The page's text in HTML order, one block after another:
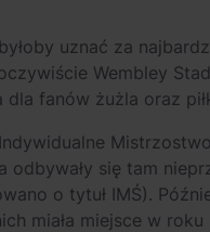
uznać za
Wembley
fanów żużla oraz
odbywały się tam
o tytuł IMŚ).
miała miejsce w